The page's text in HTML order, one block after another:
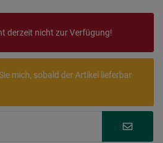
derzeit nicht zur Verfügung!
mich, sobald der Artikel lieferbar